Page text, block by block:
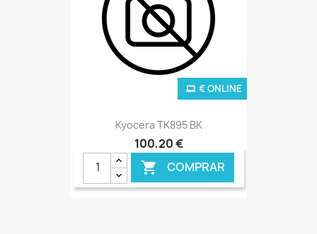
Kyocera TK895 BK
100,20 €
 COMPRAR
€ ONLINE